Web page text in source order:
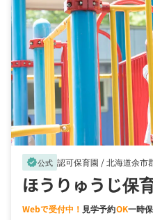
verified公式 認可保育園 /北海道余市
ほうりゅうじ保
Webで受付中！ 見学予約OK一時